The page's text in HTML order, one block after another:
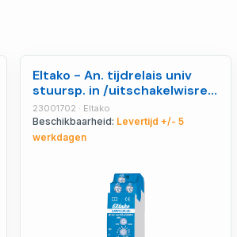
Eltako - An. tijdrelais univ
stuursp. in /uitschakelwisrel.
- 23001702
23001702 · Eltako
Beschikbaarheid: Levertijd +/- 5
werkdagen